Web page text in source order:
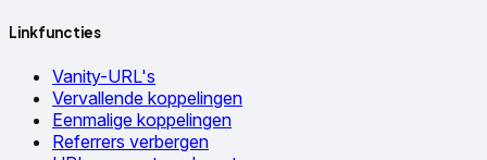
Linkfuncties
Vanity-URL's
Vervallende koppelingen
Eenmalige koppelingen
Referrers verbergen